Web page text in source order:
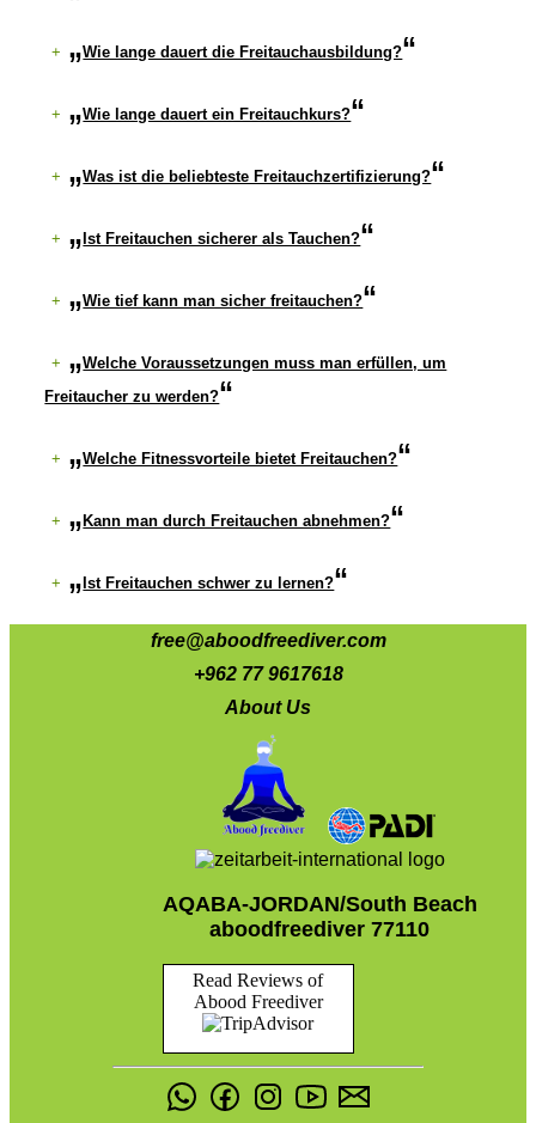
+ Wie lange dauert die Freitauchausbildung?
+ Wie lange dauert ein Freitauchkurs?
+ Was ist die beliebteste Freitauchzertifizierung?
+ Ist Freitauchen sicherer als Tauchen?
+ Wie tief kann man sicher freitauchen?
+
Welche Voraussetzungen muss man erfüllen, um
Freitaucher zu werden?
+ Welche Fitnessvorteile bietet Freitauchen?
+ Kann man durch Freitauchen abnehmen?
+ Ist Freitauchen schwer zu lernen?
free@aboodfreediver.com
+962 77 9617618
About Us
AQABA-JORDAN/South Beach
aboodfreediver 77110
Read Reviews of
Abood Freediver